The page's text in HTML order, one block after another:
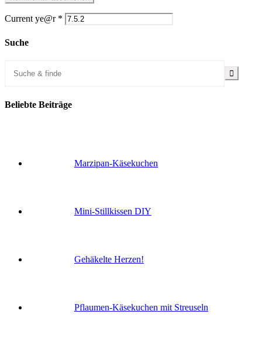
Current ye@r *
Suche
Beliebte Beiträge
Marzipan-Käsekuchen
Mini-Stillkissen DIY
Gehäkelte Herzen!
Pflaumen-Käsekuchen mit Streuseln